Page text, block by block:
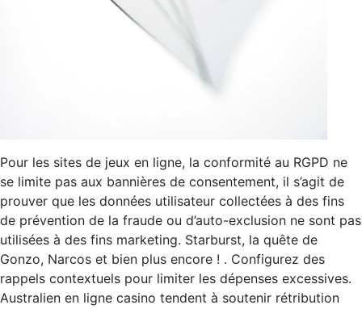
Pour les sites de jeux en ligne, la conformité au RGPD ne
se limite pas aux bannières de consentement, il s’agit de
prouver que les données utilisateur collectées à des fins
de prévention de la fraude ou d’auto-exclusion ne sont pas
utilisées à des fins marketing. Starburst, la quête de
Gonzo, Narcos et bien plus encore ! . Configurez des
rappels contextuels pour limiter les dépenses excessives.
Australien en ligne casino tendent à soutenir rétribution